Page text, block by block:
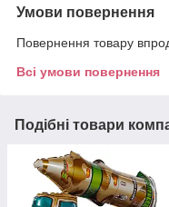
Умови повернення
Повернення товару
Всі умови повернення
Подібні товари